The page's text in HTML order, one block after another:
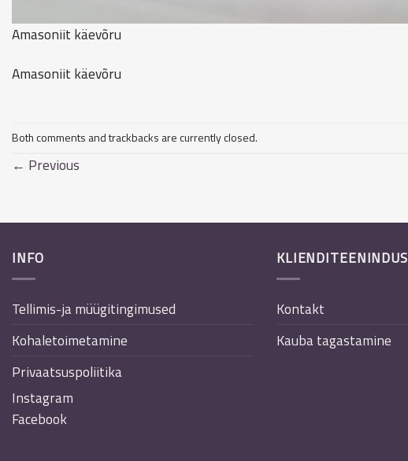
Amasoniit käevõru
Amasoniit käevõru
Both comments and trackbacks are currently closed.
← Previous
INFO
Tellimis-ja müügitingimused
Kohaletoimetamine
Privaatsuspoliitika
Instagram
Facebook
KLIENDITEENINDUS
Kontakt
Kauba tagastamine